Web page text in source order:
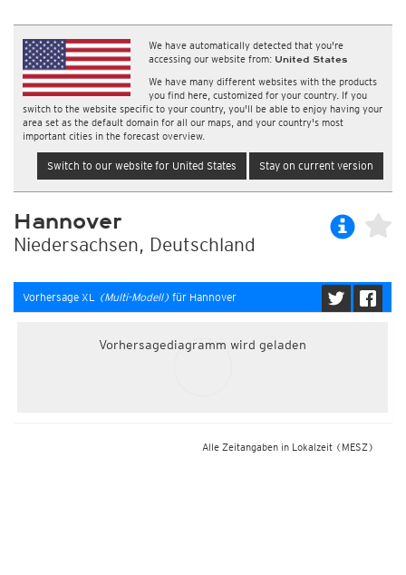
We have automatically detected that you're
accessing our website from: United States
We have many different websites with the products
you find here, customized for your country. If you
switch to the website specific to your country, you'll be able to enjoy having your
area set as the default domain for all our maps, and your country's most
important cities in the forecast overview.
Switch to our website for United States Stay on current version
Hannover
Niedersachsen, Deutschland
Vorhersage XL (Multi-Modell) für Hannover
Vorhersagediagramm wird geladen
Alle Zeitangaben in Lokalzeit (MESZ)